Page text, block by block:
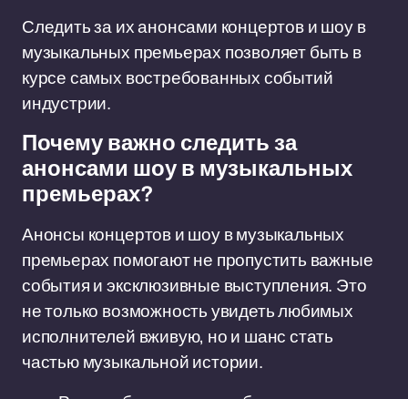
Следить за их анонсами концертов и шоу в
музыкальных премьерах позволяет быть в
курсе самых востребованных событий
индустрии.
Почему важно следить за
анонсами шоу в музыкальных
премьерах?
Анонсы концертов и шоу в музыкальных
премьерах помогают не пропустить важные
события и эксклюзивные выступления. Это
не только возможность увидеть любимых
исполнителей вживую, но и шанс стать
частью музыкальной истории.